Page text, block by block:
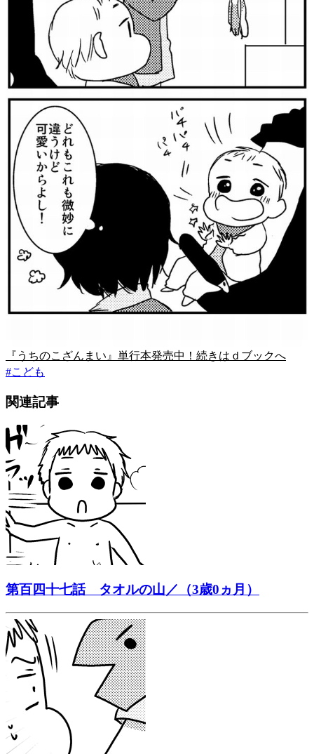
『うちのこざんまい』単行本発売中！続きはｄブックへ
#こども
関連記事
第百四十七話 タオルの山／（3歳0ヵ月）